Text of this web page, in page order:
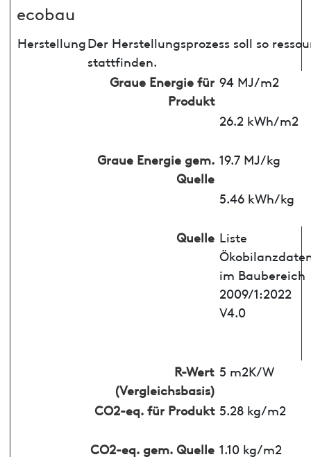
ecobau
HerstellungDer Herstellungsprozess soll so
stattfinden.
Graue Energie für
Produkt
94 MJ/m2
26.2 kWh/m2
Graue Energie gem.
Quelle
19.7 MJ/kg
5.46 kWh/kg
Quelle Liste
im Baubereich
2009/1:2022
V4.0
R-Wert
(Vergleichsbasis)
5 m2K/W
CO2-eq. für Produkt 5.28 kg/m2
CO2-eq. gem. Quelle 1.10 kg/m2